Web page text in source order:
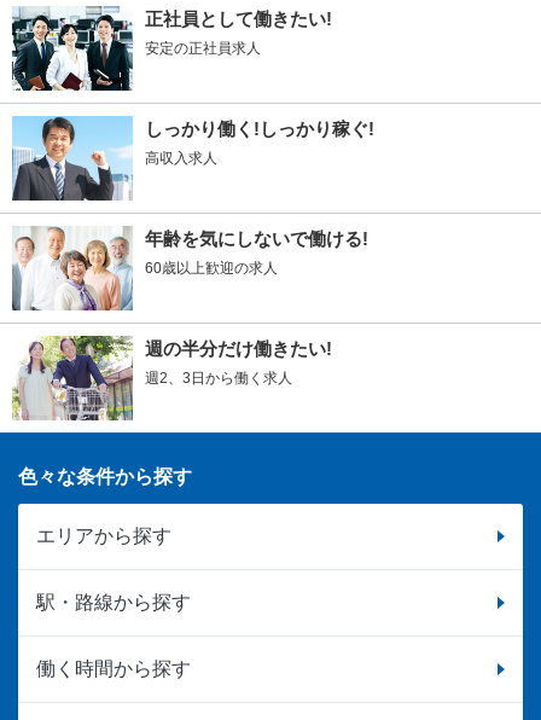
正社員として働きたい!
安定の正社員求人
しっかり働く!しっかり稼ぐ!
高収入求人
年齢を気にしないで働ける!
60歳以上歓迎の求人
週の半分だけ働きたい!
週2、3日から働く求人
色々な条件から探す
エリアから探す
駅・路線から探す
働く時間から探す